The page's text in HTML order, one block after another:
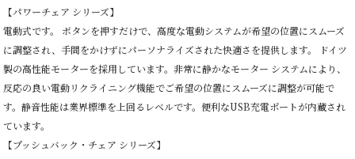
【パワーチェア シリーズ】
電動式です。 ボタンを押すだけで、高度な電動システムが希望の位置にスムーズ
に調整され、手間をかけずにパーソナライズされた快適さを提供します。 ドイツ
製の高性能モーターを採用しています。非常に静かなモーター システムにより、
反応の良い電動リクライニング機能でご希望の位置にスムーズに調整が可能で
す。静音性能は業界標準を上回るレベルです。便利なUSB充電ポートが内蔵され
ています。
【プッシュバック・チェア シリーズ】